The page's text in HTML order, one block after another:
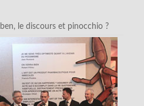
ben, le discours et pinocchio ?